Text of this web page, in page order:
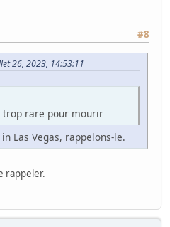
#8
26, 2023, 14:53:11
trop rare pour mourir
Las Vegas, rappelons-le.
rappeler.